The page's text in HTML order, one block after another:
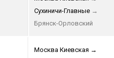
Сухиничи-Главные →
Брянск-Орловский
Москва Киевская →